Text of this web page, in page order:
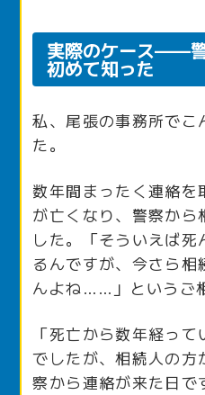
実際のケース——
初めて知った
私、尾張の事務所でこ
た。
数年間まったく連絡を
が亡くなり、警察から
した。「そういえば
るんですが、今さら
んよね……」というご
「死亡から数年経っ
でしたが、相続人の方
察から連絡が来た日で